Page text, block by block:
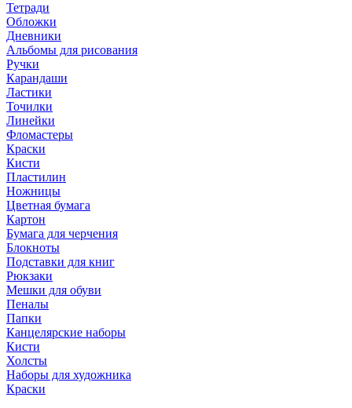
Тетради
Обложки
Дневники
Альбомы для рисования
Ручки
Карандаши
Ластики
Точилки
Линейки
Фломастеры
Краски
Кисти
Пластилин
Ножницы
Цветная бумага
Картон
Бумага для черчения
Блокноты
Подставки для книг
Рюкзаки
Мешки для обуви
Пеналы
Папки
Канцелярские наборы
Кисти
Холсты
Наборы для художника
Краски